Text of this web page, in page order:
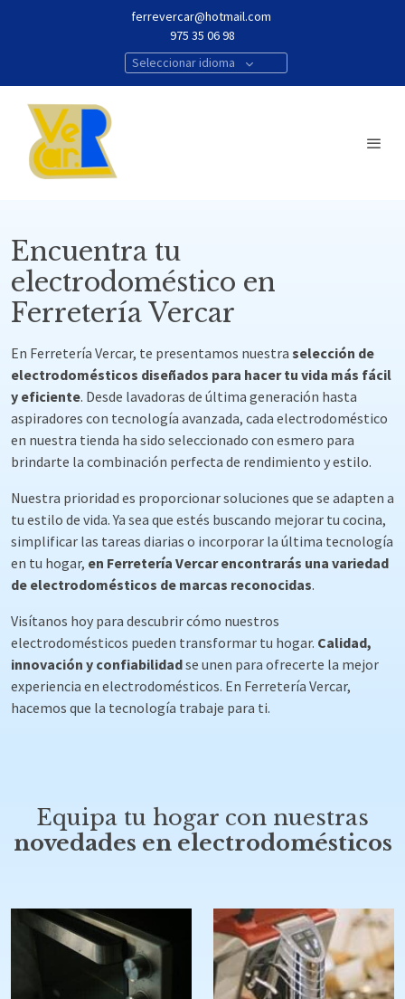
ferrevercar@hotmail.com
975 35 06 98
Seleccionar idioma
Encuentra tu
electrodoméstico en
Ferretería Vercar
En Ferretería Vercar, te presentamos nuestra selección de
electrodomésticos diseñados para hacer tu vida más fácil
y eficiente. Desde lavadoras de última generación hasta
aspiradores con tecnología avanzada, cada electrodoméstico
en nuestra tienda ha sido seleccionado con esmero para
brindarte la combinación perfecta de rendimiento y estilo.
Nuestra prioridad es proporcionar soluciones que se adapten a
tu estilo de vida. Ya sea que estés buscando mejorar tu cocina,
simplificar las tareas diarias o incorporar la última tecnología
en tu hogar, en Ferretería Vercar encontrarás una variedad
de electrodomésticos de marcas reconocidas.
Visítanos hoy para descubrir cómo nuestros
electrodomésticos pueden transformar tu hogar. Calidad,
innovación y confiabilidadse unen para ofrecerte la mejor
experiencia en electrodomésticos. En Ferretería Vercar,
hacemos que la tecnología trabaje para ti.
Equipa tu hogar con nuestras
novedades en electrodomésticos